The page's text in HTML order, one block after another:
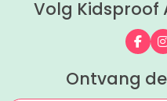
Volg Kidsproof
Volg
Ontvang